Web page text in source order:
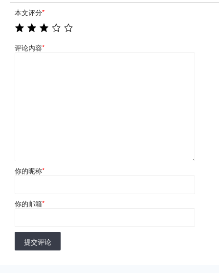
本文评分*
评论内容*
你的昵称*
你的邮箱*
提交评论